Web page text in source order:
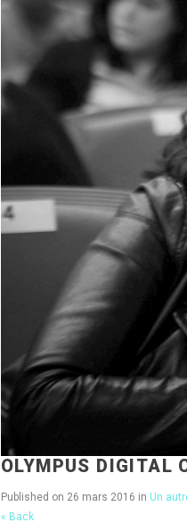
OLYMPUS DIGITAL
Published on 26 mars 2016 in Un
« Back